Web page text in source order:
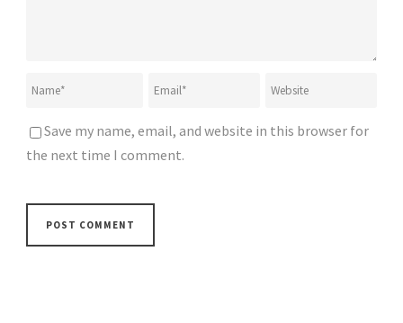
Save my name, email, and website in this browser for
the next time I comment.